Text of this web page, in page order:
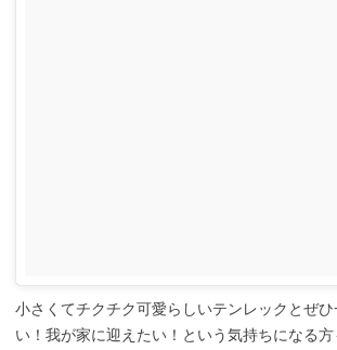
小さくてチクチク可愛らしいテンレックとぜ
い！我が家に迎えたい！という気持ちになる